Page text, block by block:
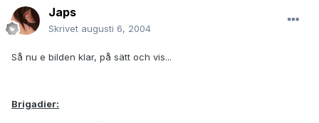
Japs
Skrivet augusti 6, 2004
Så nu e bilden klar, på sätt och vis...
Brigadier: